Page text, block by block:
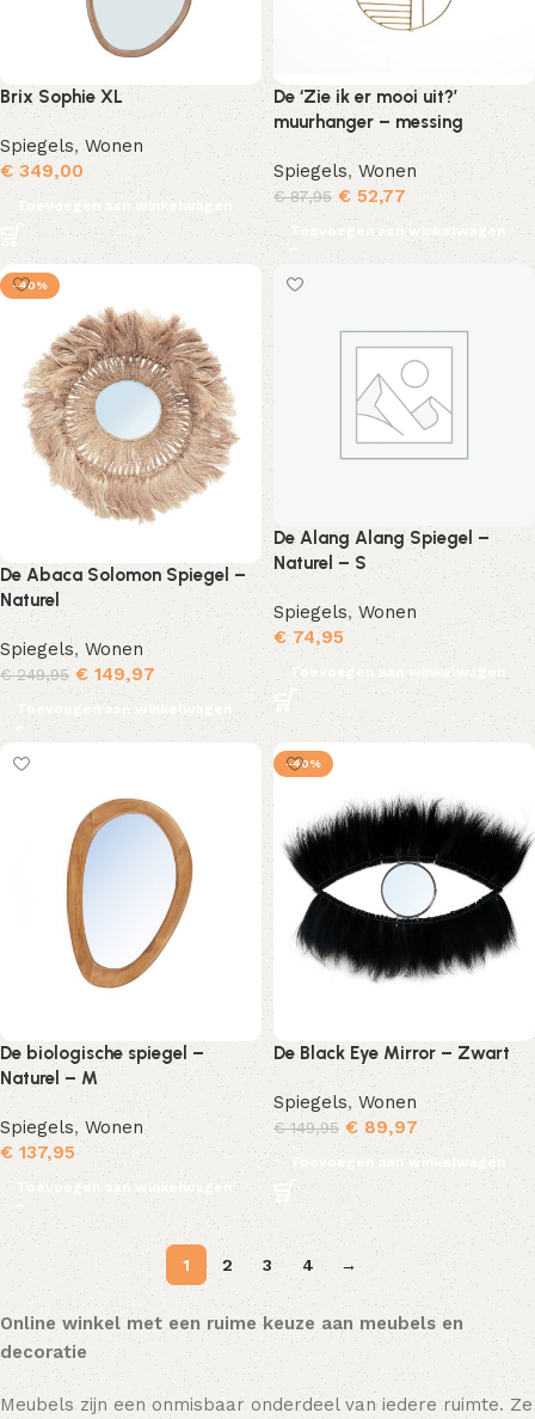
Brix Sophie XL
Spiegels,Wonen
€349,00
Toevoegen aan winkelwagen
De ‘Zie ik er mooi uit?’
muurhanger – messing
Spiegels,Wonen
€87,95 € 52,77
Toevoegen aan winkelwagen
-40%
De Abaca Solomon Spiegel –
Naturel
Spiegels, Wonen
€249,95 € 149,97
Toevoegen aan winkelwagen
De Alang Alang Spiegel –
Naturel – S
Spiegels, Wonen
€74,95
Toevoegen aan winkelwagen
De biologische spiegel –
Naturel – M
Spiegels, Wonen
€ 137,95
Toevoegen aan winkelwagen
-40%
De Black Eye Mirror – Zwart
Spiegels,Wonen
€149,95 €89,97
Toevoegen aan winkelwagen
1 2 3 4 →
Online winkel met een ruime keuze aan meubels en
decoratie
Meubels zijn een onmisbaar onderdeel van iedere ruimte. Ze